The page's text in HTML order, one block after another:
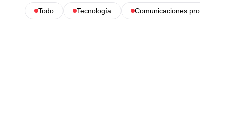
Todo Tecnología Comunicaciones